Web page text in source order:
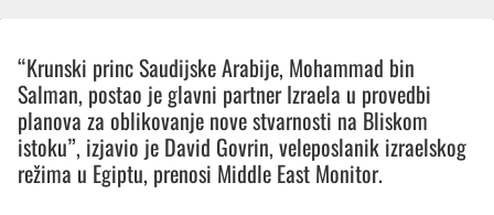
“Krunski princ Saudijske Arabije, Mohammad bin
Salman, postao je glavni partner Izraela u provedbi
planova za oblikovanje nove stvarnosti na Bliskom
istoku”, izjavio je David Govrin, veleposlanik izraelskog
režima u Egiptu, prenosi Middle East Monitor.